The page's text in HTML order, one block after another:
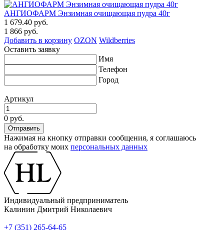
АНГИОФАРМ Энзимная очищающая пудра 40г
1 679.40 руб.
1 866 руб.
Добавить в корзину OZON Wildberries
Оставить заявку
Имя
Телефон
Город
Артикул
0 руб.
Нажимая на кнопку отправки сообщения, я соглашаюсь
на обработку моих персональных данных
Индивидуальный предприниматель
Калинин Дмитрий Николаевич
+7 (351) 265-64-65